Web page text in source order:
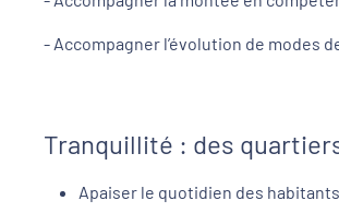
- Accompagner l’évolution de modes
Tranquillité : des
Apaiser le quotidien des